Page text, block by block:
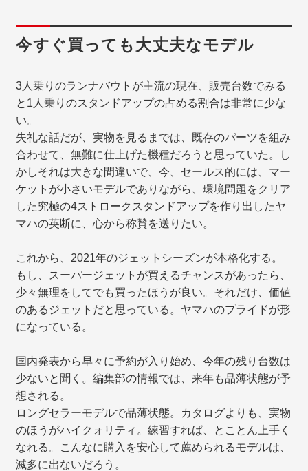
今すぐ買っても大丈夫なモデル
3人乗りのランナバウトが主流の現在、販売台数でみる
と1人乗りのスタンドアップの占める割合は非常に少な
い。
失礼な話だが、実物を見るまでは、既存のパーツを組み
合わせて、無難に仕上げた機種だろうと思っていた。し
かしそれは大きな間違いで、今、セールス的には、マー
ケットが小さいモデルでありながら、環境問題をクリア
した究極の4ストロークスタンドアップを作り出したヤ
マハの英断に、心から称賛を送りたい。
これから、2021年のジェットシーズンが本格化する。
もし、スーパージェットが買えるチャンスがあったら、
少々無理をしてでも買ったほうが良い。それだけ、価値
のあるジェットだと思っている。ヤマハのプライドが形
になっている。
国内発表から早々に予約が入り始め、今年の残り台数は
少ないと聞く。編集部の情報では、来年も品薄状態が予
想される。
ロングセラーモデルで品薄状態。カタログよりも、実物
のほうがハイクォリティ。練習すれば、とことん上手く
なれる。こんなに購入を安心して薦められるモデルは、
滅多に出ないだろう。